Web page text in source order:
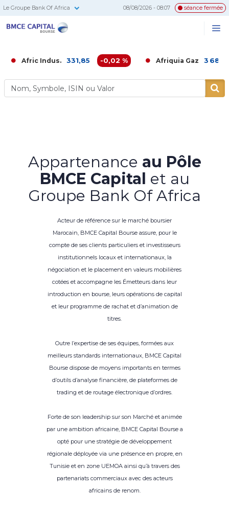
Le Groupe Bank Of Africa 08/08/2026 - 08:07 séance fermée
Indus. 331,85 -0,02 % Afriquia Gaz 3 680,00 -
Appartenance au Pôle
BMCE Capital et au
Groupe Bank Of Africa
Acteur de référence sur le marché boursier
Marocain, BMCE Capital Bourse assure, pour le
compte de ses clients particuliers et investisseurs
institutionnels locaux et internationaux, la
négociation et le placement en valeurs mobilières
cotées et accompagne les Émetteurs dans leur
introduction en bourse, leurs opérations de capital
et leur programme de rachat et d’animation de
titres.
Outre l’expertise de ses équipes, formées aux
meilleurs standards internationaux, BMCE Capital
Bourse dispose de moyens importants en termes
d’outils d’analyse financière, de plateformes de
trading et de routage électronique d’ordres.
Forte de son leadership sur son Marché et animée
par une ambition africaine, BMCE Capital Bourse a
opté pour une stratégie de développement
régionale déployée via une présence en propre, en
Tunisie et en zone UEMOA ainsi qu’à travers des
partenariats commerciaux avec des acteurs
africains de renom.